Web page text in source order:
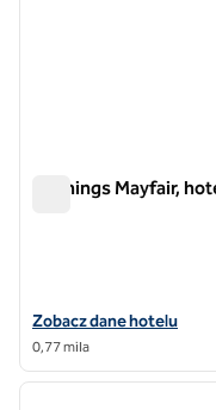
Flemings Mayfair,
Zobacz szczegóły
Zobacz dane hotelu
0,77 mila
1 z 12